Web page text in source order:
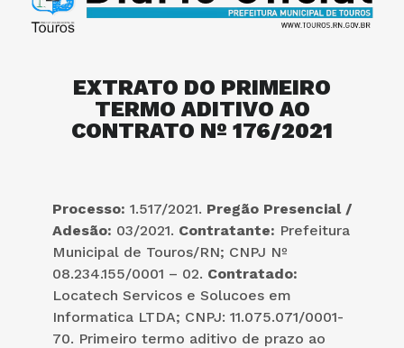
EXTRATO DO PRIMEIRO
TERMO ADITIVO AO
CONTRATO Nº 176/2021
Processo: 1.517/2021. Pregão Presencial /
Adesão: 03/2021. Contratante: Prefeitura
Municipal de Touros/RN; CNPJ Nº
08.234.155/0001 – 02. Contratado:
Locatech Servicos e Solucoes em
Informatica LTDA; CNPJ: 11.075.071/0001-
70. Primeiro termo aditivo de prazo ao